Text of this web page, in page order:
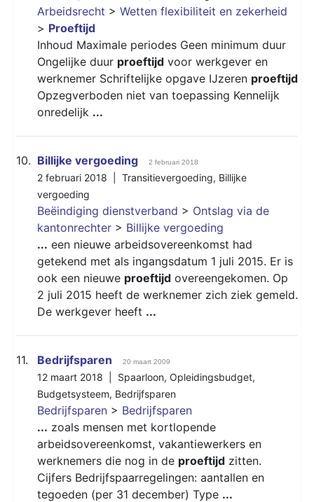
Arbeidsrecht > Wetten flexibiliteit en zekerheid
> Proeftijd
Inhoud Maximale periodes Geen minimum duur
Ongelijke duur proeftijd voor werkgever en
werknemer Schriftelijke opgave IJzeren proeftijd
Opzegverboden niet van toepassing Kennelijk
onredelijk ...
10. Billijke vergoeding 2 februari 2018
2 februari 2018 | Transitievergoeding, Billijke
vergoeding
Beëindiging dienstverband > Ontslag via de
kantonrechter > Billijke vergoeding
... een nieuwe arbeidsovereenkomst had
getekend met als ingangsdatum 1 juli 2015. Er is
ook een nieuwe proeftijd overeengekomen. Op
2 juli 2015 heeft de werknemer zich ziek gemeld.
De werkgever heeft ...
11. Bedrijfsparen 20 maart 2009
12 maart 2018 | Spaarloon, Opleidingsbudget,
Budgetsysteem, Bedrijfsparen
Bedrijfsparen > Bedrijfsparen
... zoals mensen met kortlopende
arbeidsovereenkomst, vakantiewerkers en
werknemers die nog in de proeftijd zitten.
Cijfers Bedrijfspaarregelingen: aantallen en
tegoeden (per 31 december) Type ...